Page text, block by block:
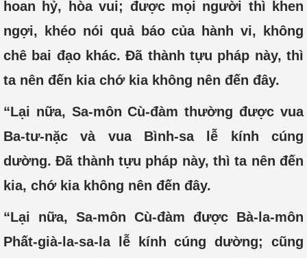
hoan hỷ, hòa vui; được mọi người thì khen
ngợi, khéo nói quả báo của hành vi, không
chê bai đạo khác. Đã thành tựu pháp này, thì
ta nên đến kia chớ kia không nên đến đây.
“Lại nữa, Sa-môn Cù-đàm thường được vua
Ba-tư-nặc và vua Bình-sa lễ kính cúng
dường. Đã thành tựu pháp này, thì ta nên đến
kia, chớ kia không nên đến đây.
“Lại nữa, Sa-môn Cù-đàm được Bà-la-môn
Phất-già-la-sa-la lễ kính cúng dường; cũng